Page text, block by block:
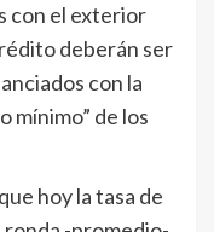
con el exterior
deberán ser
con la
mínimo” de los
hoy la tasa de